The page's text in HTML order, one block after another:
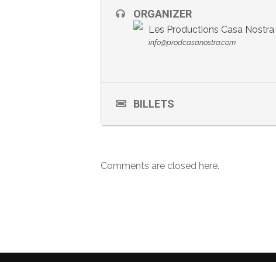
ORGANIZER
Les Productions Casa Nostra
info@prodcasanostra.com
BILLETS
Comments are closed here.